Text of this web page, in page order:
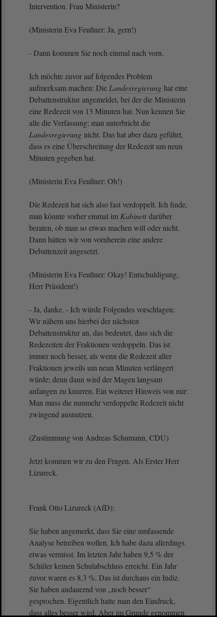
Intervention. Frau Ministerin?
(Ministerin Eva Feußner: Ja, gern!)
- Dann kommen Sie noch einmal nach vorn.
Ich möchte zuvor auf folgendes Problem
aufmerksam machen: Die Landesregierung hat eine
Debattenstruktur angemeldet, bei der die Ministerin
eine Redezeit von 13 Minuten hat. Nun kennen Sie
alle die Verfassung; man unterbricht die
Landesregierung nicht. Das hat aber dazu geführt,
dass es eine Überschreitung der Redezeit um neun
Minuten gegeben hat.
(Ministerin Eva Feußner: Oh!)
Die Redezeit hat sich also fast verdoppelt. Ich finde,
man könnte vorher einmal im Kabinett darüber
beraten, ob man so etwas machen will oder nicht.
Dann hätten wir von vornherein eine andere
Debattenzeit angesetzt.
(Ministerin Eva Feußner: Okay! Entschuldigung,
Herr Präsident!)
- Ja, danke. - Ich würde Folgendes vorschlagen:
Wir nähern uns hierbei der nächsten
Debattenstruktur an, das bedeutet, dass sich die
Redezeiten der Fraktionen verdoppeln. Das ist
immer noch besser, als wenn die Redezeit aller
Fraktionen jeweils um neun Minuten verlängert
würde; denn dann wird der Magen langsam
anfangen zu knurren. Ein weiterer Hinweis von mir:
Man muss die nunmehr verdoppelte Redezeit nicht
zwingend ausnutzen.
(Zustimmung von Andreas Schumann, CDU)
Jetzt kommen wir zu den Fragen. Als Erster Herr
Lizureck.
Frank Otto Lizureck (AfD):
Sie haben angemerkt, dass Sie eine umfassende
Analyse betreiben wollen. Ich habe dazu allerdings
etwas vermisst. Im letzten Jahr haben 9,5 % der
Schüler keinen Schulabschluss erreicht. Ein Jahr
zuvor waren es 8,3 %. Das ist durchaus ein Indiz.
Sie haben andauernd von „noch besser“
gesprochen. Eigentlich hatte man den Eindruck,
dass alles besser wird. Aber im Grunde genommen